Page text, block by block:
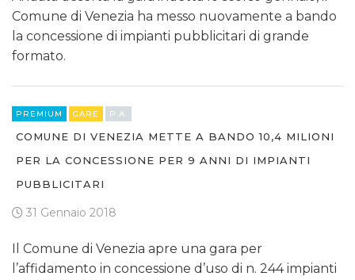
Comune di Venezia ha messo nuovamente a bando
la concessione di impianti pubblicitari di grande
formato.
PREMIUM GARE P.A.
COMUNE DI VENEZIA METTE A BANDO 10,4 MILIONI
PER LA CONCESSIONE PER 9 ANNI DI IMPIANTI
PUBBLICITARI
31 Gennaio 2018
Il Comune di Venezia apre una gara per
l’affidamento in concessione d’uso di n. 244 impianti